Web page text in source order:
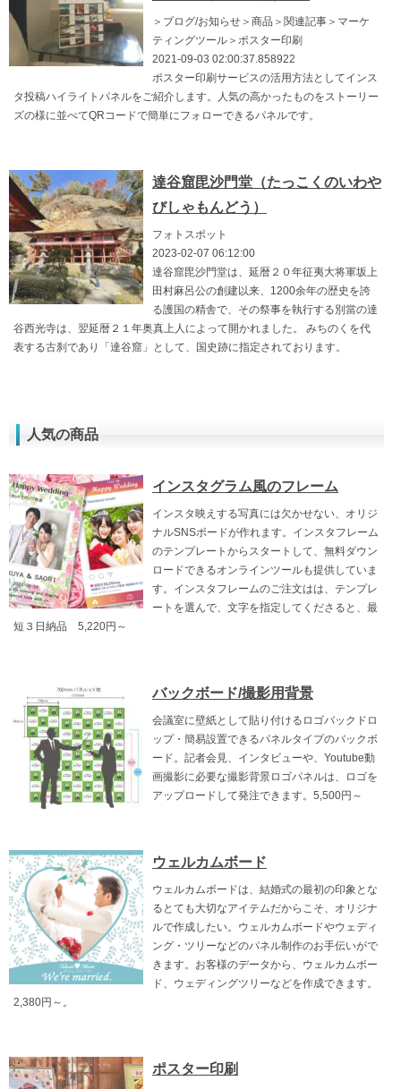
＞ブログ/お知らせ＞商品＞関連記事＞マーケ
ティングツール＞ポスター印刷
2021-09-03 02:00:37.858922
ポスター印刷サービスの活用方法としてインス
タ投稿ハイライトパネルをご紹介します。人気の高かったものをストーリー
ズの様に並べてQRコードで簡単にフォローできるパネルです。
達谷窟毘沙門堂（たっこくのいわや
びしゃもんどう）
フォトスポット
2023-02-07 06:12:00
達谷窟毘沙門堂は、延暦２０年征夷大将軍坂上
田村麻呂公の創建以来、1200余年の歴史を誇
る護国の精舎で、その祭事を執行する別當の達
谷西光寺は、翌延暦２１年奥真上人によって開かれました。 みちのくを代
表する古刹であり「達谷窟」として、国史跡に指定されております。
人気の商品
インスタグラム風のフレーム
インスタ映えする写真には欠かせない、オリジ
ナルSNSボードが作れます。インスタフレーム
のテンプレートからスタートして、無料ダウン
ロードできるオンラインツールも提供していま
す。インスタフレームのご注文はは、テンプレ
ートを選んで、文字を指定してくださると、最
短３日納品 5,220円～
バックボード/撮影用背景
会議室に壁紙として貼り付けるロゴバックドロ
ップ・簡易設置できるパネルタイプのバックボ
ード。記者会見、インタビューや、Youtube動
画撮影に必要な撮影背景ロゴパネルは、ロゴを
アップロードして発注できます。5,500円～
ウェルカムボード
ウェルカムボードは、結婚式の最初の印象とな
るとても大切なアイテムだからこそ、オリジナ
ルで作成したい。ウェルカムボードやウェディ
ング・ツリーなどのパネル制作のお手伝いがで
きます。お客様のデータから、ウェルカムボー
ド、ウェディングツリーなどを作成できます。
2,380円～。
ポスター印刷